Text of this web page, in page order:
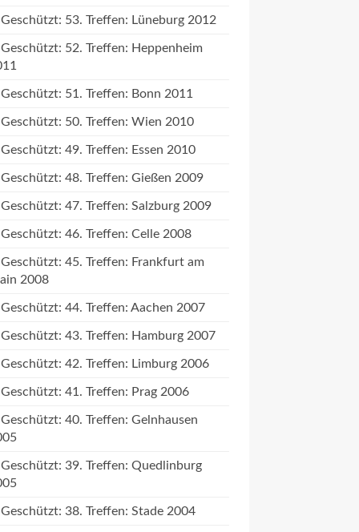
Geschützt: 53. Treffen: Lüneburg 2012
Geschützt: 52. Treffen: Heppenheim
Geschützt: 51. Treffen: Bonn 2011
Geschützt: 50. Treffen: Wien 2010
Geschützt: 49. Treffen: Essen 2010
Geschützt: 48. Treffen: Gießen 2009
Geschützt: 47. Treffen: Salzburg 2009
Geschützt: 46. Treffen: Celle 2008
Geschützt: 45. Treffen: Frankfurt am
2008
Geschützt: 44. Treffen: Aachen 2007
Geschützt: 43. Treffen: Hamburg 2007
Geschützt: 42. Treffen: Limburg 2006
Geschützt: 41. Treffen: Prag 2006
Geschützt: 40. Treffen: Gelnhausen
Geschützt: 39. Treffen: Quedlinburg
Geschützt: 38. Treffen: Stade 2004